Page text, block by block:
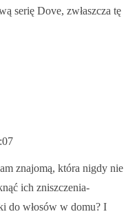
serię Dove, zwłaszcza tę
znajomą, która nigdy nie
ich zniszczenia-
do włosów w domu? I